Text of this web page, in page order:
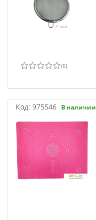
(0)
Код: 975546 В наличии